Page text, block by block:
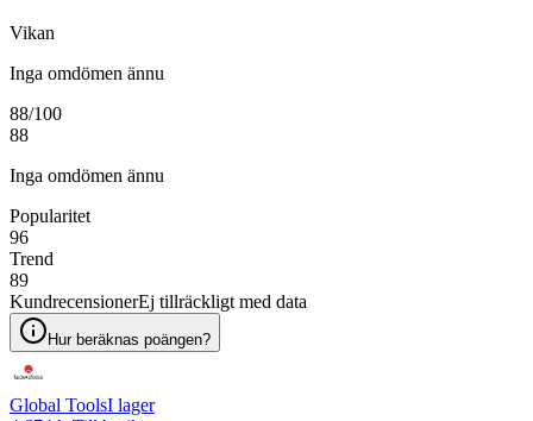
Vikan
Inga omdömen ännu
88/100
88
Inga omdömen ännu
Popularitet
96
Trend
89
KundrecensionerEj tillräckligt med data
Hur beräknas poängen?
Global ToolsI lager